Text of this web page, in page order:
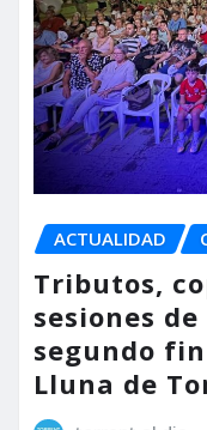
ACTUALIDAD
Tributos,
sesiones
segundo fin
Lluna de